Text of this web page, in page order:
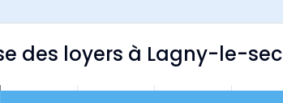
des loyers à Lagny-le-sec